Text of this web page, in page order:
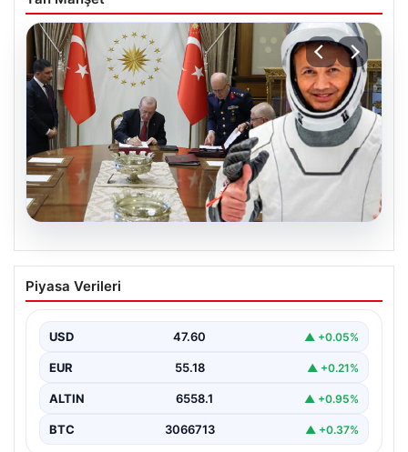
05.08.2026
Yüksek Askeri Şura (YAŞ) Kararları ve
Alper Gezeravcı’nın Terfisiyle Uzay
Türkiye’nin savunma ve askeri kariyer alanındaki önemli
Piyasa Verileri
USD 47.60 ▲ +0.05%
EUR 55.18 ▲ +0.21%
ALTIN 6558.1 ▲ +0.95%
BTC 3066713 ▲ +0.37%